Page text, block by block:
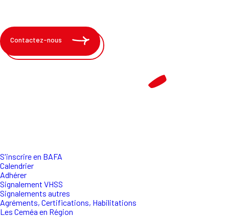
Contactez-nous
S'inscrire en BAFA
Calendrier
Adhérer
Signalement VHSS
Signalements autres
Agréments, Certifications, Habilitations
Les Ceméa en Région